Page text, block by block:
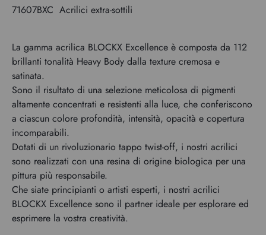
71607BXC Acrilici extra-sottili
La gamma acrilica BLOCKX Excellence è composta da 112
brillanti tonalità Heavy Body dalla texture cremosa e
satinata.
Sono il risultato di una selezione meticolosa di pigmenti
altamente concentrati e resistenti alla luce, che conferiscono
a ciascun colore profondità, intensità, opacità e copertura
incomparabili.
Dotati di un rivoluzionario tappo twist-off, i nostri acrilici
sono realizzati con una resina di origine biologica per una
pittura più responsabile.
Che siate principianti o artisti esperti, i nostri acrilici
BLOCKX Excellence sono il partner ideale per esplorare ed
esprimere la vostra creatività.